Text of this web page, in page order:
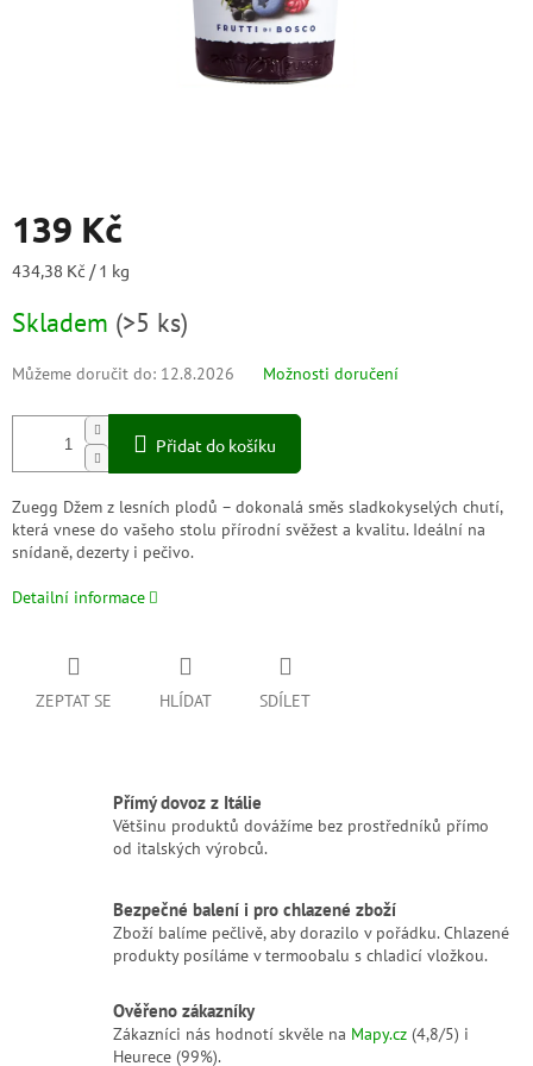
139 Kč
Měrná
434,38 Kč / 1 kg
Skladem (>5 ks)
Můžeme doručit do: 12.8.2026 Možnosti doručení
Přidat do košíku
Zuegg Džem z lesních plodů – dokonalá směs sladkokyselých chutí,
která vnese do vašeho stolu přírodní svěžest a kvalitu. Ideální na
snídaně, dezerty i pečivo.
Detailní informace
ZEPTAT SE HLÍDAT SDÍLET
Přímý dovoz z Itálie
Většinu produktů dovážíme bez prostředníků přímo
od italských výrobců.
Bezpečné balení i pro chlazené zboží
Zboží balíme pečlivě, aby dorazilo v pořádku. Chlazené
produkty posíláme v termoobalu s chladicí vložkou.
Ověřeno zákazníky
Zákazníci nás hodnotí skvěle na Mapy.cz (4,8/5) i
Heurece (99%).